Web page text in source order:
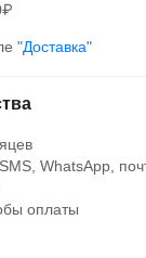
"Доставка"
WhatsApp,
оплаты